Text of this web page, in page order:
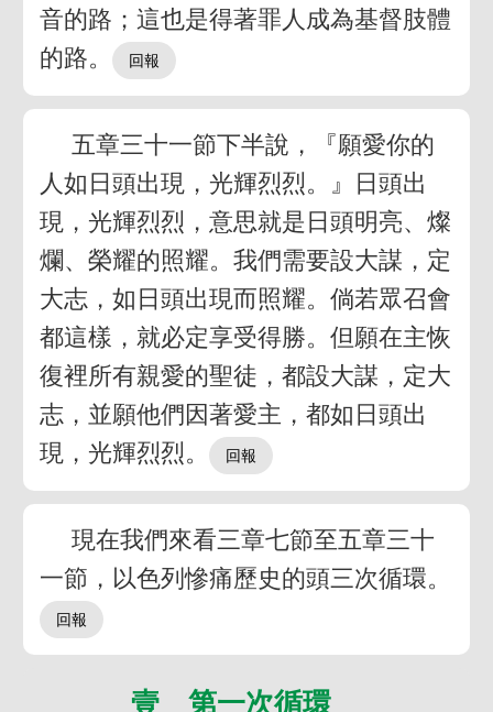
音的路；這也是得著罪人成為基督肢體
的路。
五章三十一節下半說，『願愛你的
人如日頭出現，光輝烈烈。』日頭出
現，光輝烈烈，意思就是日頭明亮、燦
爛、榮耀的照耀。我們需要設大謀，定
大志，如日頭出現而照耀。倘若眾召會
都這樣，就必定享受得勝。但願在主恢
復裡所有親愛的聖徒，都設大謀，定大
志，並願他們因著愛主，都如日頭出
現，光輝烈烈。
現在我們來看三章七節至五章三十
一節，以色列慘痛歷史的頭三次循環。
壹 第一次循環